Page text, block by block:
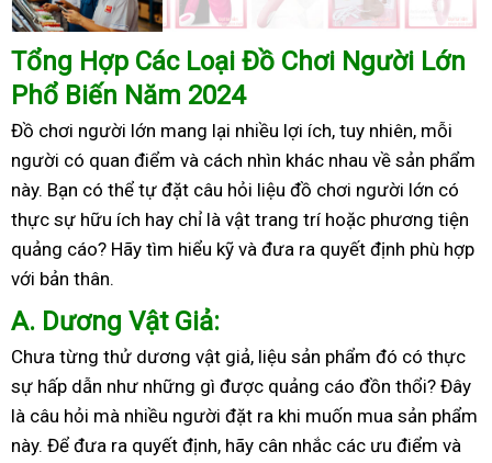
Tổng Hợp Các Loại Đồ Chơi Người Lớn
Phổ Biến Năm 2024
Đồ chơi người lớn mang lại nhiều lợi ích, tuy nhiên, mỗi
người có quan điểm và cách nhìn khác nhau về sản phẩm
này. Bạn có thể tự đặt câu hỏi liệu đồ chơi người lớn có
thực sự hữu ích hay chỉ là vật trang trí hoặc phương tiện
quảng cáo? Hãy tìm hiểu kỹ và đưa ra quyết định phù hợp
với bản thân.
A. Dương Vật Giả:
Chưa từng thử dương vật giả, liệu sản phẩm đó có thực
sự hấp dẫn như những gì được quảng cáo đồn thổi? Đây
là câu hỏi mà nhiều người đặt ra khi muốn mua sản phẩm
này. Để đưa ra quyết định, hãy cân nhắc các ưu điểm và